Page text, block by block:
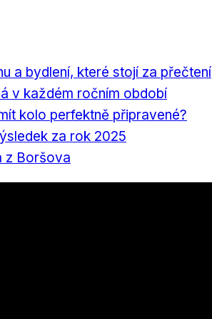
a bydlení, které stojí za přečtení
v každém ročním období
kolo perfektně připravené?
za rok 2025
z Boršova